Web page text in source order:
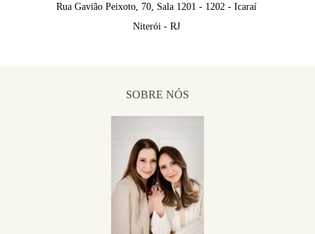
Rua Gavião Peixoto, 70, Sala 1201 - 1202 - Icaraí
Niterói - RJ
SOBRE NÓS